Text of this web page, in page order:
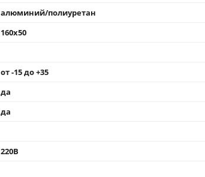
алюминий/полиуретан
160x50
от -15 до +35
да
да
220В